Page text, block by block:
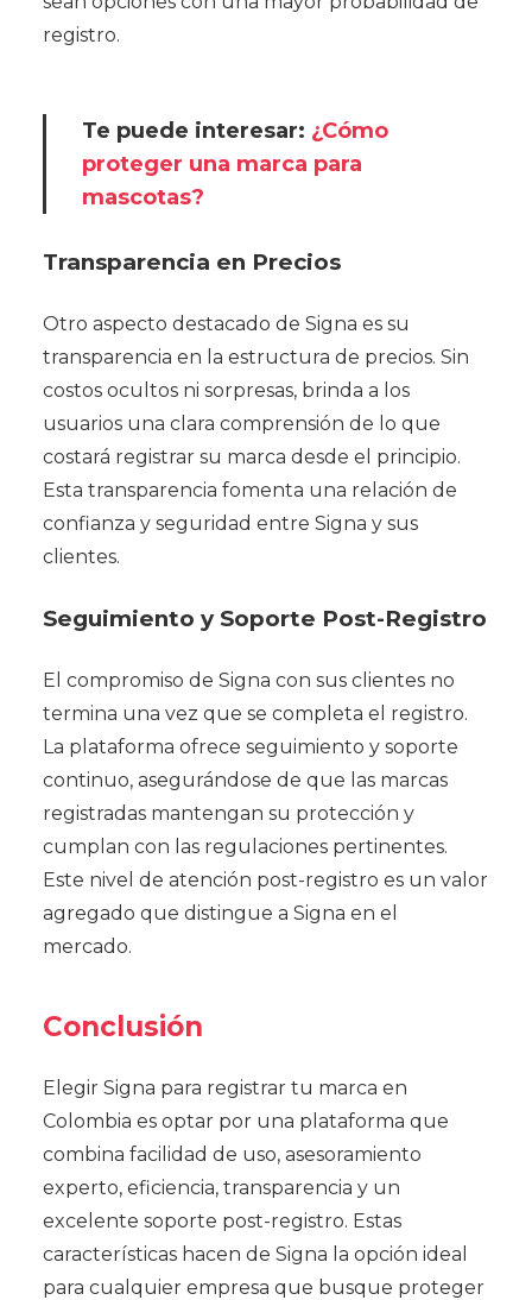
registro.
Te puede interesar: ¿Cómo
proteger una marca para
mascotas?
Transparencia en Precios
Otro aspecto destacado de Signa es su
transparencia en la estructura de precios. Sin
costos ocultos ni sorpresas, brinda a los
usuarios una clara comprensión de lo que
costará registrar su marca desde el principio.
Esta transparencia fomenta una relación de
confianza y seguridad entre Signa y sus
clientes.
Seguimiento y Soporte Post-Registro
El compromiso de Signa con sus clientes no
termina una vez que se completa el registro.
La plataforma ofrece seguimiento y soporte
continuo, asegurándose de que las marcas
registradas mantengan su protección y
cumplan con las regulaciones pertinentes.
Este nivel de atención post-registro es un valor
agregado que distingue a Signa en el
mercado.
Conclusión
Elegir Signa para registrar tu marca en
Colombia es optar por una plataforma que
combina facilidad de uso, asesoramiento
experto, eficiencia, transparencia y un
excelente soporte post-registro. Estas
características hacen de Signa la opción ideal
para cualquier empresa que busque proteger